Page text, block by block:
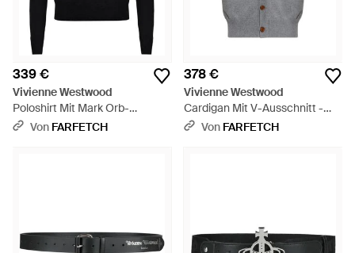
339 €
Vivienne Westwood
Poloshirt Mit Mark Orb-
Stickerei - Blau
Von FARFETCH
378 €
Vivienne Westwood
Cardigan Mit V-Ausschnitt -
GrauVon FARFETCH